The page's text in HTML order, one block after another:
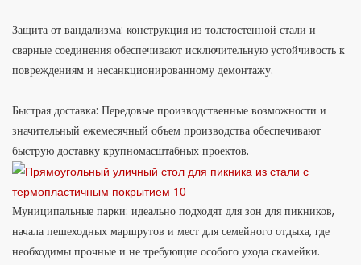
Защита от вандализма: конструкция из толстостенной стали и
сварные соединения обеспечивают исключительную устойчивость к
повреждениям и несанкционированному демонтажу.
Быстрая доставка: Передовые производственные возможности и
значительный ежемесячный объем производства обеспечивают
быструю доставку крупномасштабных проектов.
Муниципальные парки: идеально подходят для зон для пикников,
начала пешеходных маршрутов и мест для семейного отдыха, где
необходимы прочные и не требующие особого ухода скамейки.